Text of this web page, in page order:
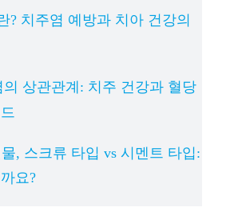
? 치주염 예방과 치아 건강의
의 상관관계: 치주 건강과 혈당
, 스크류 타입 vs 시멘트 타입:
요?